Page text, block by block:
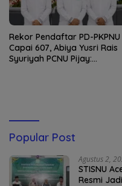
Rekor Pendaftar PD-PKPNU
Capai 607, Abiya Yusri Rais
Syuriyah PCNU Pijay:
Popular Post
Agustus 2,
STISNU
Resmi